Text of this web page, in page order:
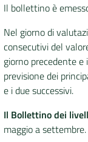
DATI
AMBIENTALI
Seguici
su
Il bollettino è
Nel giorno di
consecutivi del
giorno precedente e i
previsione dei
e i due successivi.
Il Bollettino dei
maggio a settembre.